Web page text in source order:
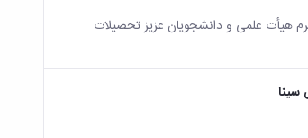
هیأت علمی و دانشجویان عزیز تحصیلات